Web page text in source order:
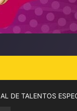
DE TALENTOS